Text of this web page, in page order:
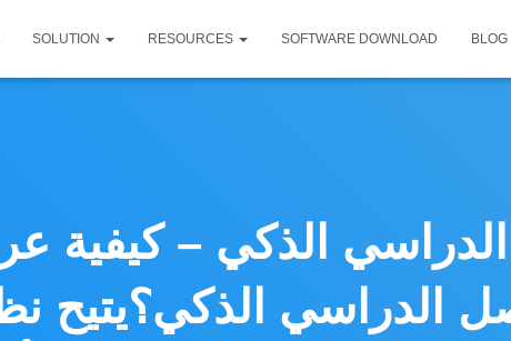
SOLUTION RESOURCES SOFTWARE DOWNLOAD BLOG
الذكي – كيفية
الدراسي الذكي؟يتيح